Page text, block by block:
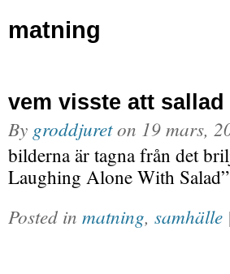
matning
vem visste att
By groddjureton 19 mars,
bilderna är tagna från det
Laughing Alone With
Posted in matning, samhälle |